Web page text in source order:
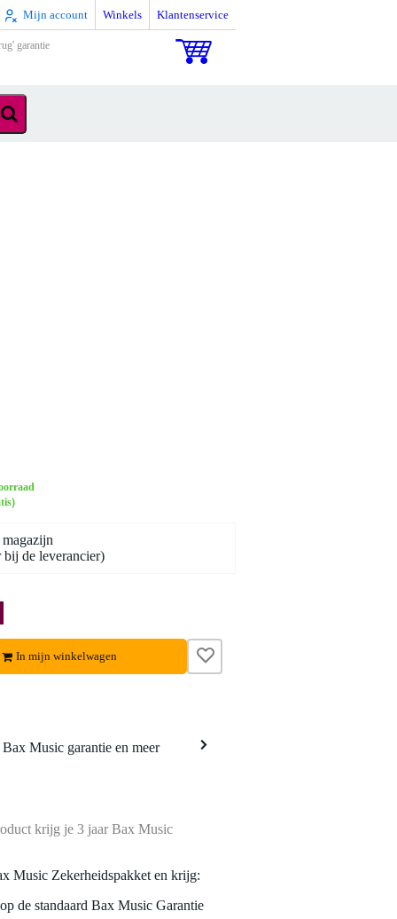
Mijn account Winkels Klantenservice
garantie
bij de leverancier)
In mijn winkelwagen
Music garantie en meer
krijg je 3 jaar Bax Music
Music Zekerheidspakket en krijg:
de standaard Bax Music Garantie